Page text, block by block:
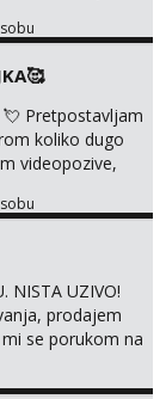
užitak. 💦 U
kolegicama,
dovodim do
ponuda nije
Pretpostavljam
koliko dugo
videopozive,
porukom na
NISTA UZIVO!
prodajem
mi se porukom na